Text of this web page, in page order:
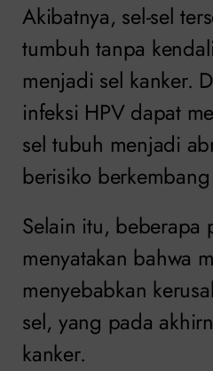
Akibatnya, sel-sel
tumbuh tanpa
menjadi sel kanker.
infeksi HPV dapat
sel tubuh menjadi
berisiko
Selain itu, beberapa
menyatakan bahwa
menyebabkan
sel, yang pada
kanker.